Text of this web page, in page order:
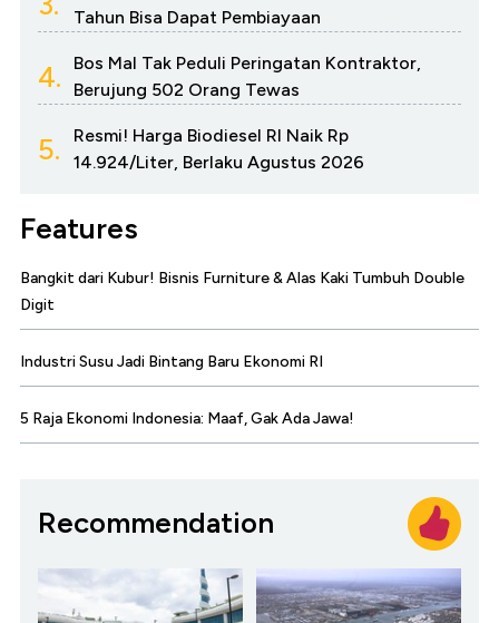
Tahun Bisa Dapat Pembiayaan
4.
Bos Mal Tak Peduli Peringatan Kontraktor,
Berujung 502 Orang Tewas
5.
Resmi! Harga Biodiesel RI Naik Rp
14.924/Liter, Berlaku Agustus 2026
Features
Bangkit dari Kubur! Bisnis Furniture & Alas Kaki Tumbuh Double
Digit
Industri Susu Jadi Bintang Baru Ekonomi RI
5 Raja Ekonomi Indonesia: Maaf, Gak Ada Jawa!
Recommendation